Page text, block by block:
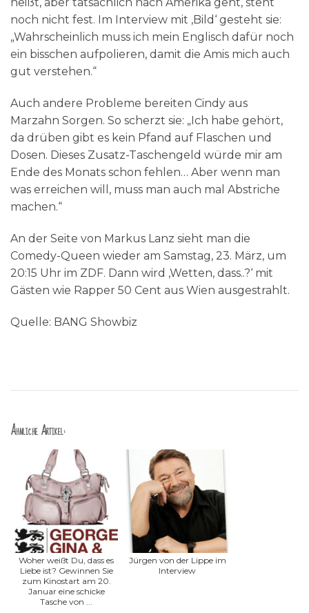
noch nicht fest. Im Interview mit ‚Bild‘ gesteht sie:
„Wahrscheinlich muss ich mein Englisch dafür noch
ein bisschen aufpolieren, damit die Amis mich auch
gut verstehen.“
Auch andere Probleme bereiten Cindy aus
Marzahn Sorgen. So scherzt sie: „Ich habe gehört,
da drüben gibt es kein Pfand auf Flaschen und
Dosen. Dieses Zusatz-Taschengeld würde mir am
Ende des Monats schon fehlen… Aber wenn man
was erreichen will, muss man auch mal Abstriche
machen.“
An der Seite von Markus Lanz sieht man die
Comedy-Queen wieder am Samstag, 23. März, um
20:15 Uhr im ZDF. Dann wird ‚Wetten, dass..?‘ mit
Gästen wie Rapper 50 Cent aus Wien ausgestrahlt.
Quelle: BANG Showbiz
Ähnliche Artikel:
Woher weißt Du, dass es
Liebe ist? Gewinnen Sie
zum Kinostart am 20.
Januar eine schicke
Tasche von ...
Jürgen von der Lippe im
Interview